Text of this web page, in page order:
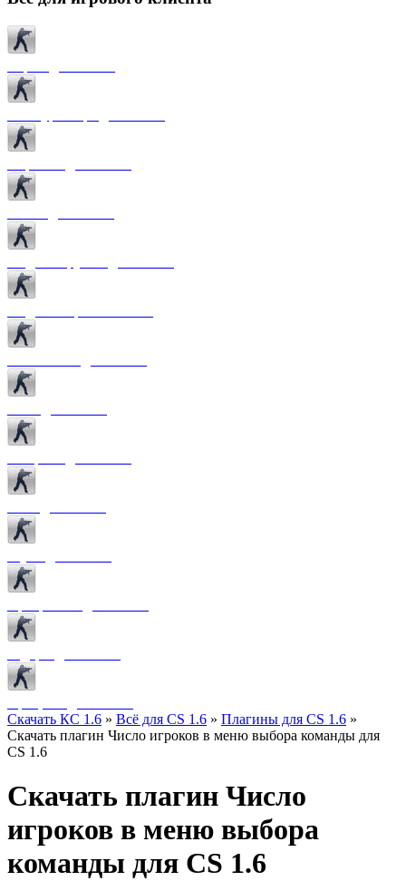
Скачать КС 1.6 » Всё для CS 1.6 » Плагины для CS 1.6 »
Скачать плагин Число игроков в меню выбора команды для
CS 1.6
Скачать плагин Число
игроков в меню выбора
команды для CS 1.6